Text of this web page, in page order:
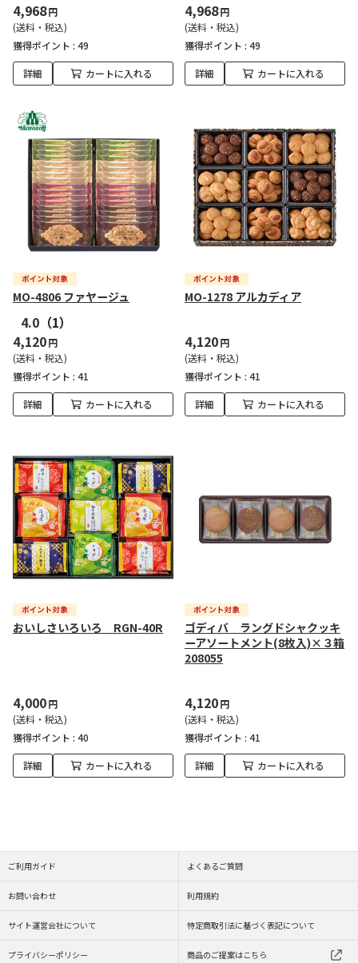
4,968円
(送料・税込)
獲得ポイント : 49
詳細 カートに入れる
4,968円
(送料・税込)
獲得ポイント : 49
詳細 カートに入れる
MO-4806 ファヤージュ
4.0 （1）
4,120円
(送料・税込)
獲得ポイント : 41
詳細 カートに入れる
MO-1278 アルカディア
4,120円
(送料・税込)
獲得ポイント : 41
詳細 カートに入れる
おいしさいろいろ RGN-40R
4,000円
(送料・税込)
獲得ポイント : 40
詳細 カートに入れる
ゴディバ ラングドシャクッキ
ーアソートメント(8枚入)×３箱
208055
4,120円
(送料・税込)
獲得ポイント : 41
詳細 カートに入れる
ご利用ガイド よくあるご質問
お問い合わせ 利用規約
サイト運営会社について 特定商取引法に基づく表記について
プライバシーポリシー 商品のご提案はこちら